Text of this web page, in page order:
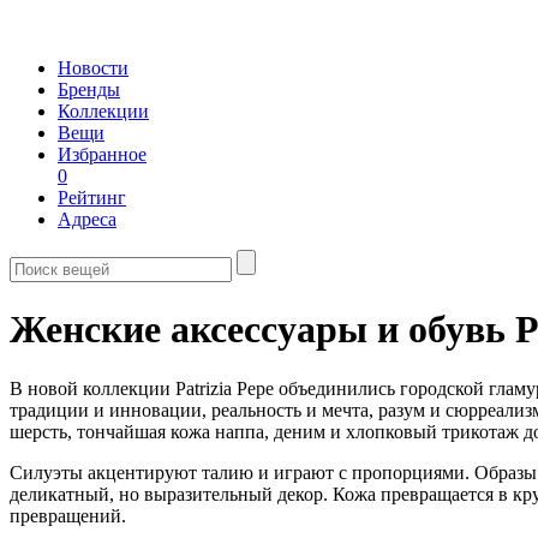
Новости
Бренды
Коллекции
Вещи
Избранное
0
Рейтинг
Адреса
Женские аксессуары и обувь
В новой коллекции Patrizia Pepe объединились городской
традиции и инновации, реальность и мечта, разум и
шерсть, тончайшая кожа наппа, деним и хлопковый трикотаж
Силуэты акцентируют талию и играют с пропорциями. Образы
деликатный, но выразительный декор. Кожа превращается в
превращений.